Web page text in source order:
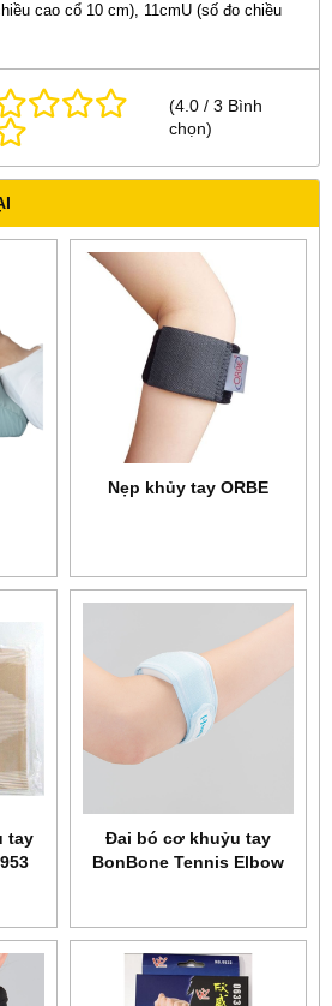
cao cổ 10 cm), 11cmU (số đo chiều
(4.0 /3 Bình
chọn)
Nẹp khủy tay ORBE
tay
Đai bó cơ khuỷu tay
BonBone Tennis Elbow